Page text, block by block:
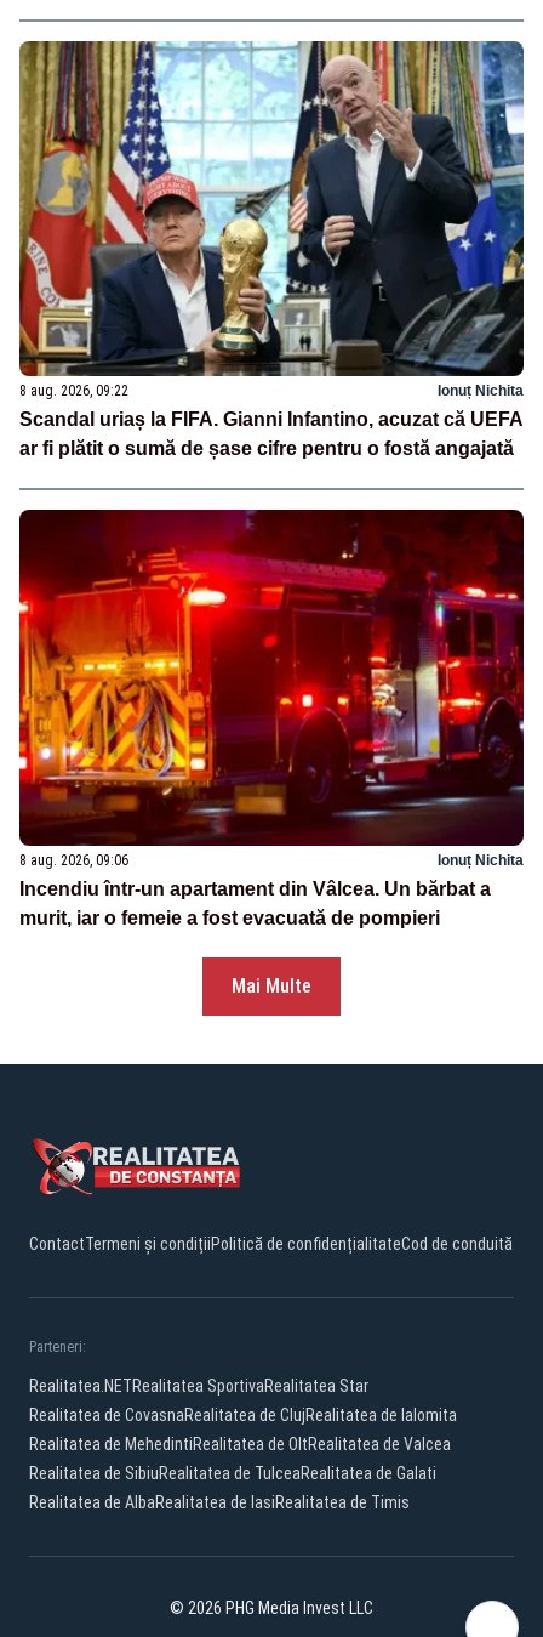
8 aug. 2026, 09:22 Ionuț Nichita
Scandal uriaș la FIFA. Gianni Infantino, acuzat că UEFA
ar fi plătit o sumă de șase cifre pentru o fostă angajată
8 aug. 2026, 09:06 Ionuț Nichita
Incendiu într-un apartament din Vâlcea. Un bărbat a
murit, iar o femeie a fost evacuată de pompieri
Mai Multe
ContactTermeni și condițiiPolitică de confidențialitateCod de conduită
Parteneri:
Realitatea.NETRealitatea SportivaRealitatea Star
Realitatea de CovasnaRealitatea de ClujRealitatea de Ialomita
Realitatea de MehedintiRealitatea de OltRealitatea de Valcea
Realitatea de SibiuRealitatea de TulceaRealitatea de Galati
Realitatea de AlbaRealitatea de IasiRealitatea de Timis
© 2026 PHG Media Invest LLC